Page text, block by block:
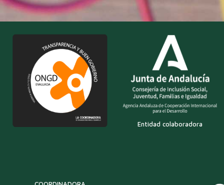
Entidad colaboradora